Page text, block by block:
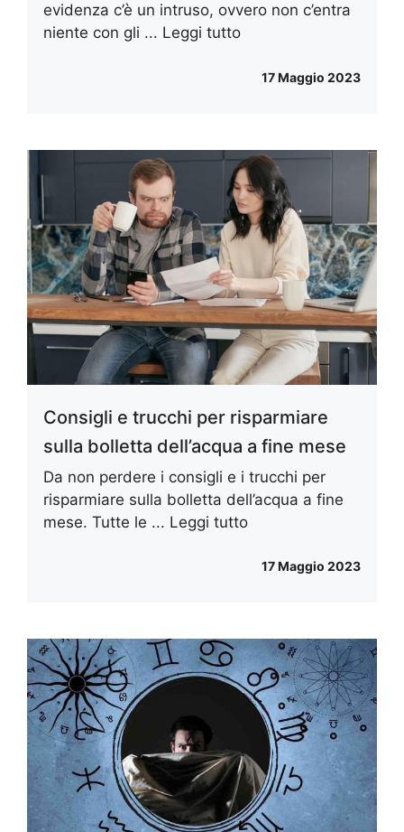
evidenza c’è un intruso, ovvero non c’entra
niente con gli ... Leggi tutto
17 Maggio 2023
Consigli e trucchi per risparmiare
sulla bolletta dell’acqua a fine mese
Da non perdere i consigli e i trucchi per
risparmiare sulla bolletta dell’acqua a fine
mese. Tutte le ... Leggi tutto
17 Maggio 2023